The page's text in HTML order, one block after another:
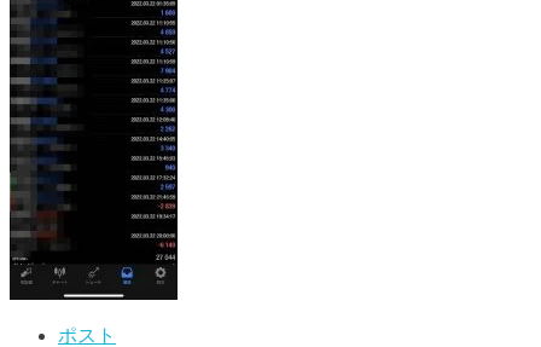
ポスト